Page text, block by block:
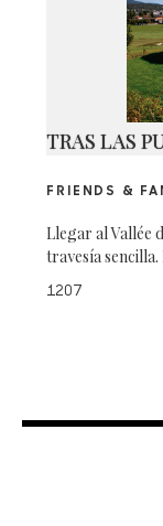
TRAS LAS
FRIENDS &
Llegar al Vallée
travesía
1207